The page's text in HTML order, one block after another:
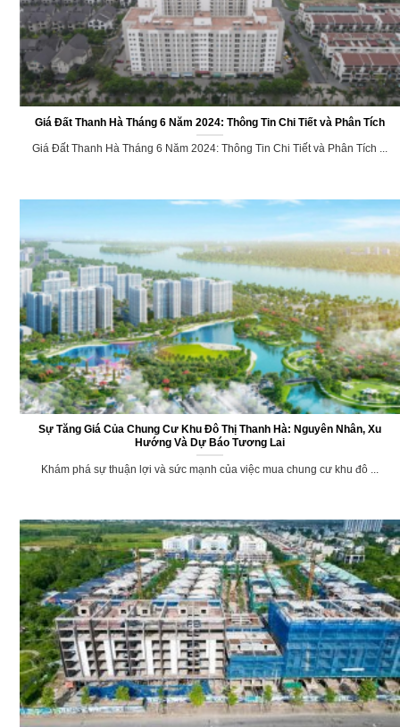
Giá Đất Thanh Hà Tháng 6 Năm 2024: Thông Tin Chi Tiết và Phân Tích
Giá Đất Thanh Hà Tháng 6 Năm 2024: Thông Tin Chi Tiết và Phân Tích ...
Sự Tăng Giá Của Chung Cư Khu Đô Thị Thanh Hà: Nguyên Nhân, Xu
Hướng Và Dự Báo Tương Lai
Khám phá sự thuận lợi và sức mạnh của việc mua chung cư khu đô ...